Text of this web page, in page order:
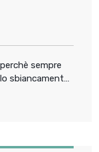
sempre
sbiancamento